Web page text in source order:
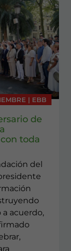
| EBB
de
toda
del
a acuerdo,